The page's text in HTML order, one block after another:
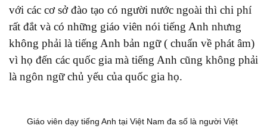
với các cơ sở đào tạo có người nước ngoài thì chi phí
rất đắt và có những giáo viên nói tiếng Anh nhưng
không phải là tiếng Anh bản ngữ ( chuẩn về phát âm)
vì họ đến các quốc gia mà tiếng Anh cũng không phải
là ngôn ngữ chủ yếu của quốc gia họ.
Giáo viên dạy tiếng Anh tại Việt Nam đa số là người Việt